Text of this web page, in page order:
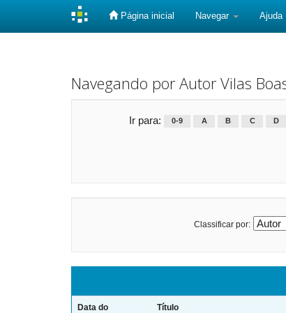
Página inicial Navegar Ajuda
Navegando por Autor Vilas
Ir para: 0-9 A B C D
Classificar por:
Data do
Título